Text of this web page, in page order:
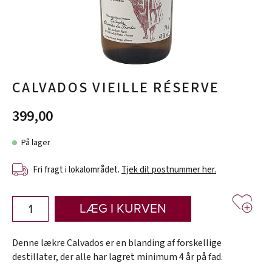
CALVADOS VIEILLE RÉSERVE
399,00
På lager
Fri fragt i lokalområdet. Tjek dit postnummer her.
LÆG I KURVEN
Denne lækre Calvados er en blanding af forskellige
destillater, der alle har lagret minimum 4 år på fad.